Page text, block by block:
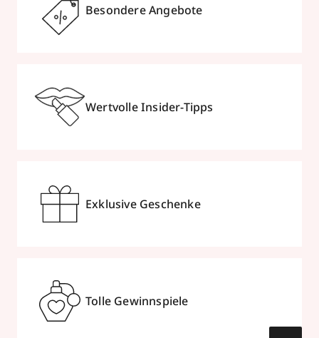
Besondere Angebote
Wertvolle Insider-Tipps
Exklusive Geschenke
Tolle Gewinnspiele